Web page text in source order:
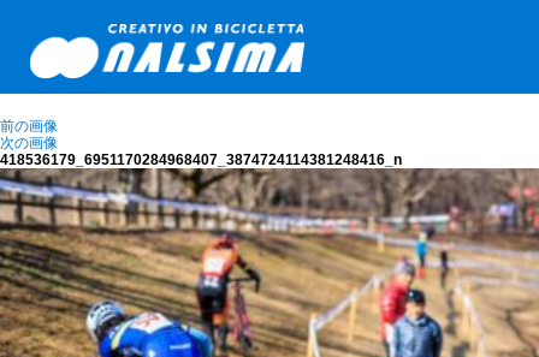
前の画像
次の画像
418536179_6951170284968407_3874724114381248416_n